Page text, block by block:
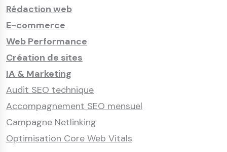
Rédaction web
E-commerce
Web Performance
Création de sites
IA & Marketing
Audit SEO technique
Accompagnement SEO mensuel
Campagne Netlinking
Optimisation Core Web Vitals